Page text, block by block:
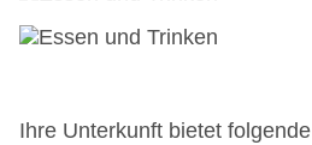
Ihre Unterkunft bietet folgende